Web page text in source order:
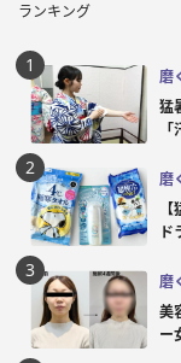
ランキング
磨
猛
磨
ド
磨
美
ー